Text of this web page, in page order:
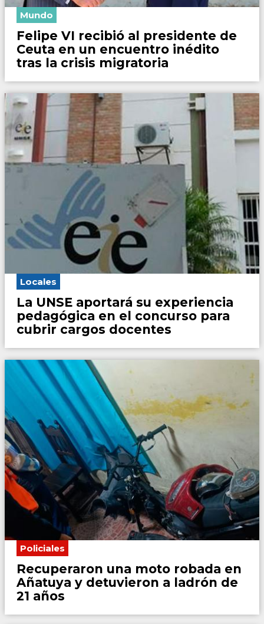
Mundo
Felipe VI recibió al presidente de
Ceuta en un encuentro inédito
tras la crisis migratoria
Locales
La UNSE aportará su experiencia
pedagógica en el concurso para
cubrir cargos docentes
Policiales
Recuperaron una moto robada en
Añatuya y detuvieron a ladrón de
21 años